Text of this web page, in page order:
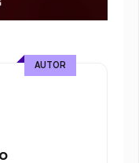
AUTOR